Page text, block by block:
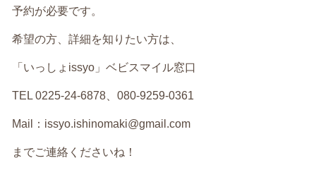
予約が必要です。
希望の方、詳細を知りたい方は、
「いっしょissyo」ベビスマイル窓口
TEL 0225-24-6878、080-9259-0361
Mail：issyo.ishinomaki@gmail.com
までご連絡くださいね！